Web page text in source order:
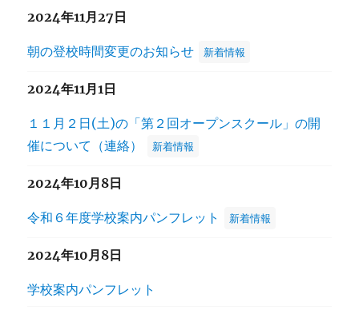
2024年11月27日
朝の登校時間変更のお知らせ 新着情報
2024年11月1日
１１月２日(土)の「第２回オープンスクール」の開
催について（連絡）
新着情報
2024年10月8日
令和６年度学校案内パンフレット 新着情報
2024年10月8日
学校案内パンフレット